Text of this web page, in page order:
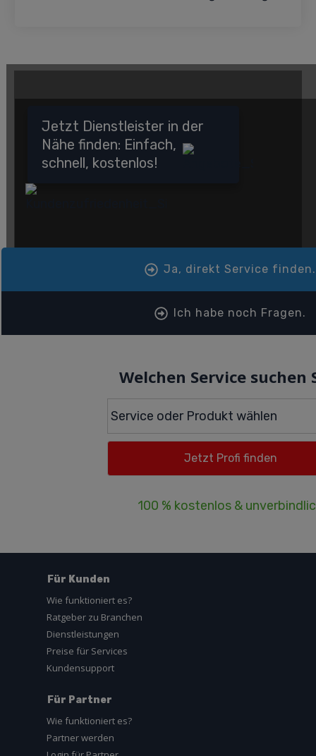
Jetzt Dienstleister in der
Nähe finden: Einfach,
schnell, kostenlos!
Ja, direkt Service finden.
Ich habe noch Fragen.
Welchen Service suchen
100 % kostenlos &
Für Kunden
Wie funktioniert es?
Ratgeber zu Branchen
Dienstleistungen
Preise für Services
Kundensupport
Für Partner
Wie funktioniert es?
Partner werden